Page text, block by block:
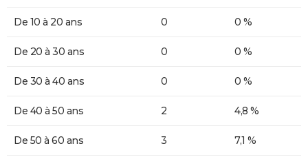
De 10 à 20 ans 0 0 %
De 20 à 30 ans 0 0 %
De 30 à 40 ans 0 0 %
De 40 à 50 ans 2 4,8 %
De 50 à 60 ans 3 7,1 %